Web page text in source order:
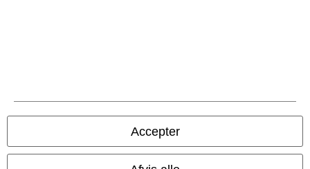
Accepter
Alle priser er inkl. moms. Oplyst leveringstid er et estimat og ikke
garanteret.
© 1986-2026 E.M.P. Merchandising HGmbH